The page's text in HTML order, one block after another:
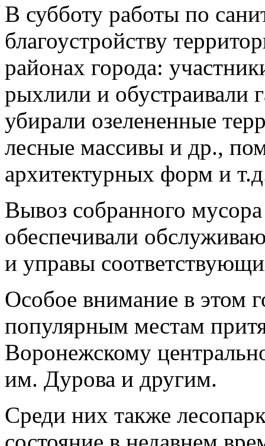
В субботу работы по
благоустройству
районах города:
рыхлили и обустраивали
убирали озелененные
лесные массивы и др.,
архитектурных форм и
Вывоз собранного
обеспечивали
и управы
Особое внимание в этом
популярным местам
Воронежскому
им. Дурова и другим.
Среди них также